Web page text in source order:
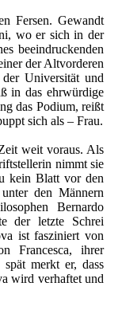
Fersen. Gewandt
wo er sich in der
beeindruckenden
der Altvorderen
Universität und
in das ehrwürdige
das Podium, reißt
sich als – Frau.
weit voraus. Als
nimmt sie
kein Blatt vor den
den Männern
Bernardo
der letzte Schrei
ist fasziniert von
Francesca, ihrer
merkt er, dass
wird verhaftet und